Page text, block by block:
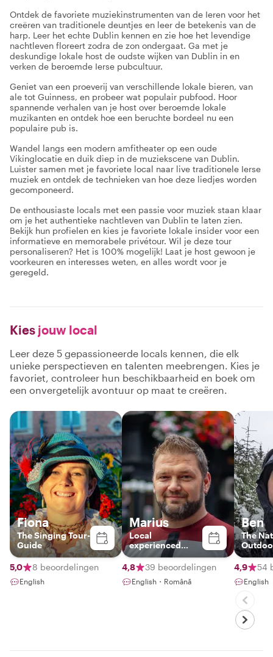
Ontdek de favoriete muziekinstrumenten van de Ieren voor het
creëren van traditionele deuntjes en leer de betekenis van de
harp. Leer het echte Dublin kennen en zie hoe het levendige
nachtleven floreert zodra de zon ondergaat. Ga met je
deskundige lokale host de oudste wijken van Dublin in en
verken de beroemde Ierse pubcultuur.
Geniet van een proeverij van verschillende lokale bieren, van
ale tot Guinness, en probeer wat populair pubfood. Hoor
spannende verhalen van je host over beroemde lokale
muzikanten en ontdek hoe een beruchte bordeel nu een
populaire pub is.
Wandel langs een modern amfitheater op een oude
Vikinglocatie en duik diep in de muziekscene van Dublin.
Luister samen met je favoriete local naar live traditionele Ierse
muziek en ontdek de technieken van hoe deze liedjes worden
gecomponeerd.
De enthousiaste locals met een passie voor muziek staan klaar
om je het authentieke nachtleven van Dublin te laten zien.
Bekijk hun profielen en kies je favoriete lokale insider voor een
informatieve en memorabele privétour. Wil je deze tour
personaliseren? Het is 100% mogelijk! Laat je host gewoon je
voorkeuren en interesses weten, en alles wordt voor je
geregeld.
Kies jouw local
Leer deze 5 gepassioneerde locals kennen, die elk
unieke perspectieven en talenten meebrengen. Kies je
favoriet, controleer hun beschikbaarheid en boek om
een onvergetelijk avontuur op maat te creëren.
Fiona
The Singing Tour-
Guide
5,0 8 beoordelingen
English
Marius
Local
experienced
tourist
4,8
39 beoordelingen
English・Română
Ben
The
4,9 54
English